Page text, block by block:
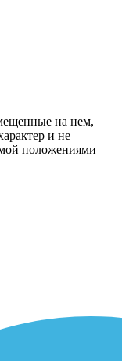
на нем,
и не
положениями